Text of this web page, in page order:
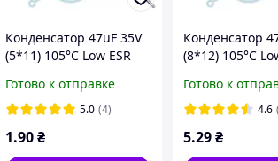
Конденсатор 47uF 35V
(5*11) 105°C Low ESR
Готово к отправке
5.0 (4)
1.90₴
Конденсатор
(8*12) 105°C
Готово к
4.6
5.29₴